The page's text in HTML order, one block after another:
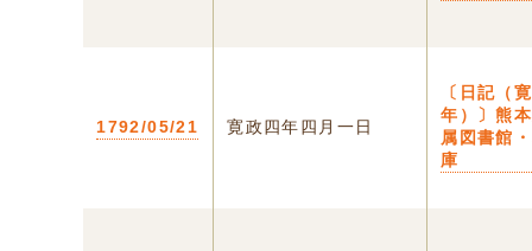
1792/05/21 寛政四年四月一日
〔日記（
年）〕熊
属図書館
庫